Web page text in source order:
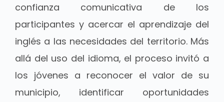
confianza comunicativa de los
participantes y acercar el aprendizaje del
inglés a las necesidades del territorio. Más
allá del uso del idioma, el proceso invitó a
los jóvenes a reconocer el valor de su
municipio, identificar oportunidades